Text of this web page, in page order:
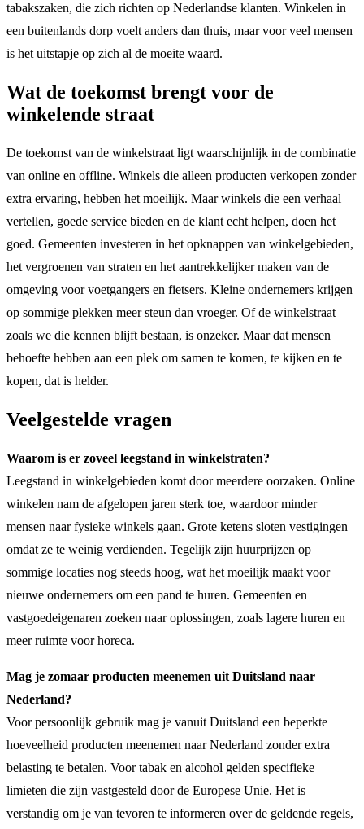
tabakszaken, die zich richten op Nederlandse klanten. Winkelen in
een buitenlands dorp voelt anders dan thuis, maar voor veel mensen
is het uitstapje op zich al de moeite waard.
Wat de toekomst brengt voor de
winkelende straat
De toekomst van de winkelstraat ligt waarschijnlijk in de combinatie
van online en offline. Winkels die alleen producten verkopen zonder
extra ervaring, hebben het moeilijk. Maar winkels die een verhaal
vertellen, goede service bieden en de klant echt helpen, doen het
goed. Gemeenten investeren in het opknappen van winkelgebieden,
het vergroenen van straten en het aantrekkelijker maken van de
omgeving voor voetgangers en fietsers. Kleine ondernemers krijgen
op sommige plekken meer steun dan vroeger. Of de winkelstraat
zoals we die kennen blijft bestaan, is onzeker. Maar dat mensen
behoefte hebben aan een plek om samen te komen, te kijken en te
kopen, dat is helder.
Veelgestelde vragen
Waarom is er zoveel leegstand in winkelstraten?
Leegstand in winkelgebieden komt door meerdere oorzaken. Online
winkelen nam de afgelopen jaren sterk toe, waardoor minder
mensen naar fysieke winkels gaan. Grote ketens sloten vestigingen
omdat ze te weinig verdienden. Tegelijk zijn huurprijzen op
sommige locaties nog steeds hoog, wat het moeilijk maakt voor
nieuwe ondernemers om een pand te huren. Gemeenten en
vastgoedeigenaren zoeken naar oplossingen, zoals lagere huren en
meer ruimte voor horeca.
Mag je zomaar producten meenemen uit Duitsland naar
Nederland?
Voor persoonlijk gebruik mag je vanuit Duitsland een beperkte
hoeveelheid producten meenemen naar Nederland zonder extra
belasting te betalen. Voor tabak en alcohol gelden specifieke
limieten die zijn vastgesteld door de Europese Unie. Het is
verstandig om je van tevoren te informeren over de geldende regels,